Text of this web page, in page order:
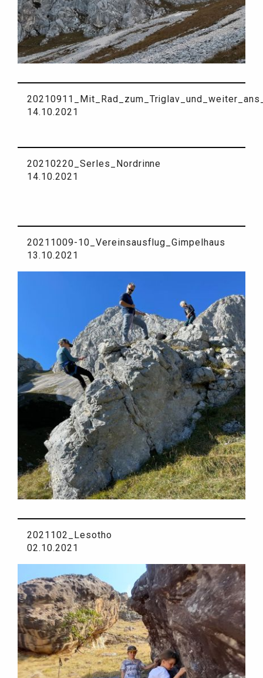
14.10.2021
20210220_Serles_Nordrinne
14.10.2021
20211009-10_Vereinsausflug_Gimpelhaus
13.10.2021
2021102_Lesotho
02.10.2021